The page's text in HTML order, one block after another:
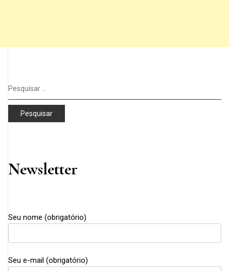
Pesquisar
por:
Newsletter
Seu nome (obrigatório)
Seu e-mail (obrigatório)